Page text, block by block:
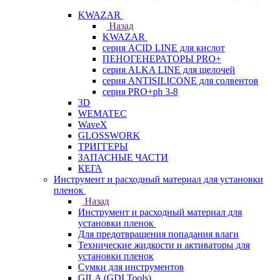
KWAZAR
Назад
KWAZAR
серия ACID LINE для кислот
ПЕНОГЕНЕРАТОРЫ PRO+
серия ALKA LINE для щелочей
серия ANTISILICONE для солвентов
серия PRO+ph 3-8
3D
WEMATEC
WaveX
GLOSSWORK
ТРИГГЕРЫ
ЗАПАСНЫЕ ЧАСТИ
КЕГА
Инструмент и расходный материал для установки
пленок
Назад
Инструмент и расходный материал для
установки пленок
Для предотвращения попадания влаги
Технические жидкости и активаторы для
установки пленок
Сумки для инструментов
GILA (GDI Tools)